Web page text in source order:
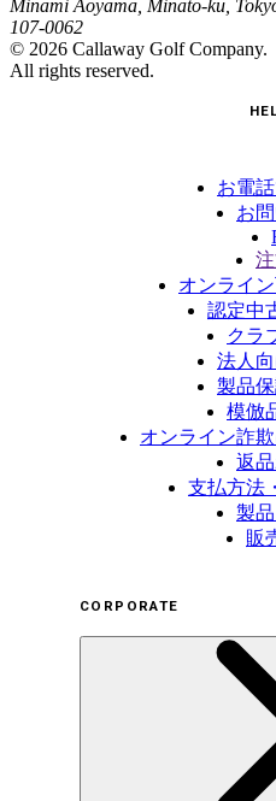
Minami Aoyama, Minato-ku,
107-0062
© 2026 Callaway Golf Company.
All rights reserved.
お電
お
オンライ
認定中
クラ
法人
製品
模倣
オンライン詐
返
支払方法
製
販
CORPORATE